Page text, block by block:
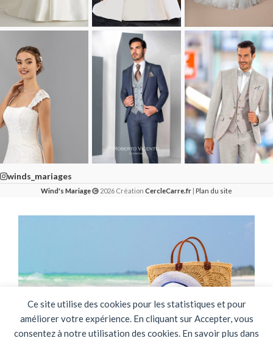
Ce site utilise des cookies pour les statistiques et pour
améliorer votre expérience. En cliquant sur Accepter, vous
consentez à notre utilisation des cookies. En savoir plus dans
winds_mariages
Wind's Mariage 2026 Création CercleCarre.fr | Plan du site